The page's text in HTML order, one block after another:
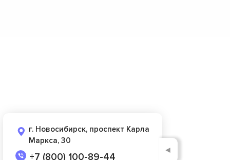
г. Новосибирск, проспект Карла
Маркса, 30
+7 (800) 100-89-44
◄